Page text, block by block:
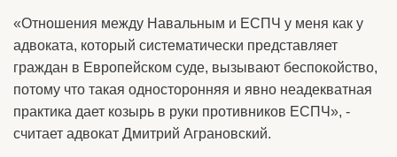
«Отношения между Навальным и ЕСПЧ у меня как у
адвоката, который систематически представляет
граждан в Европейском суде, вызывают беспокойство,
потому что такая односторонняя и явно неадекватная
практика дает козырь в руки противников ЕСПЧ», -
считает адвокат Дмитрий Аграновский.